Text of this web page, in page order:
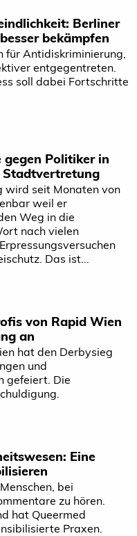
Berliner
bekämpfen
für Antidiskriminierung,
entgegentreten.
soll dabei Fortschritte
Politiker in
Stadtvertretung
wird seit Monaten von
weil er
Weg in die
nach vielen
Das ist...
von Rapid Wien
an
hat den Derbysieg
und
gefeiert. Die
Eine
bei
zu hören.
hat Queermed
Praxen.